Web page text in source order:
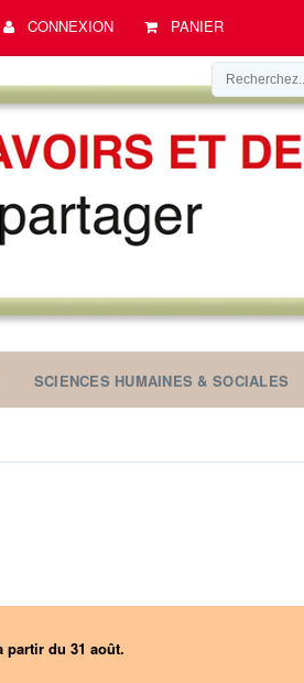
CONNEXION PANIER
SCIENCES HUMAINES & SOCIALES
partir du 31 août.